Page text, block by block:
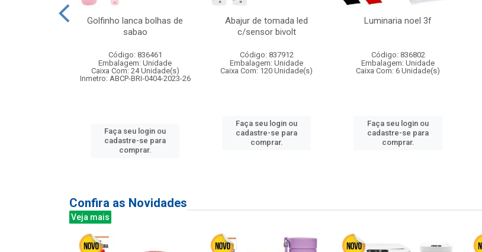
Golfinho lanca bolhas de
sabao
Código: 836461
Embalagem: Unidade
Caixa Com: 24 Unidade(s)
Inmetro: ABCP-BRI-0404-2023-26
Faça seu login ou
cadastre-se para
comprar.
Abajur de tomada led
c/sensor bivolt
Código: 837912
Embalagem: Unidade
Caixa Com: 120 Unidade(s)
Faça seu login ou
cadastre-se para
comprar.
Luminaria noel 3f
Código: 836802
Embalagem: Unidade
Caixa Com: 6 Unidade(s)
Faça seu login ou
cadastre-se para
comprar.
Confira as Novidades
Veja mais